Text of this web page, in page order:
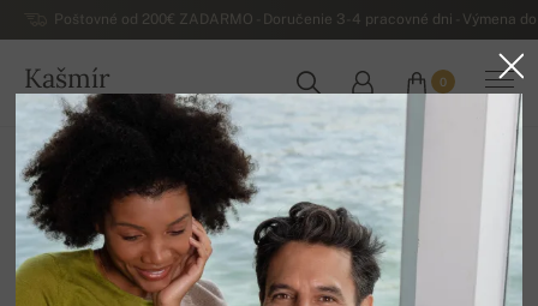
Poštovné od 200€ ZADARMO - Doručenie 3-4 pracovné dni - Výmena
Kašmír
SLOVENSKO
0
Domov Dámske svetre